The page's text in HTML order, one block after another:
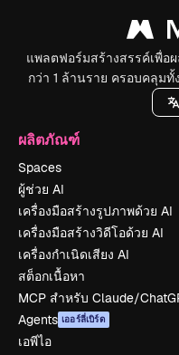
แพลตฟอร์มสร้างสรรค์เพื่
กว่า 1 ล้านราย ครอบคลุม
ผลิตภัณฑ์
Spaces
ผู้ช่วย AI
เครื่องมือสร้างรูปภาพด้วย AI
เครื่องมือสร้างวิดีโอด้วย AI
เครื่องกำเนิดเสียง AI
สต็อกเนื้อหา
MCP สำหรับ Claude/
Agents เออร์ลี่เบิร์ด
เอพีไอ